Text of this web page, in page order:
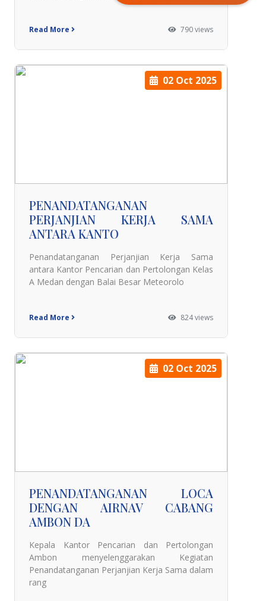
Read More 790 views
02 Oct 2025
PENANDATANGANAN
PERJANJIAN KERJA SAMA
ANTARA KANTO
Penandatanganan Perjanjian Kerja Sama
antara Kantor Pencarian dan Pertolongan Kelas
A Medan dengan Balai Besar Meteorolo
Read More 824 views
02 Oct 2025
PENANDATANGANAN LOCA
DENGAN AIRNAV CABANG
AMBON DA
Kepala Kantor Pencarian dan Pertolongan
Ambon menyelenggarakan Kegiatan
Penandatanganan Perjanjian Kerja Sama dalam
rang